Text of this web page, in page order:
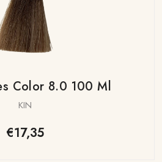
Color 8.0 100 Ml
KIN
€17,35